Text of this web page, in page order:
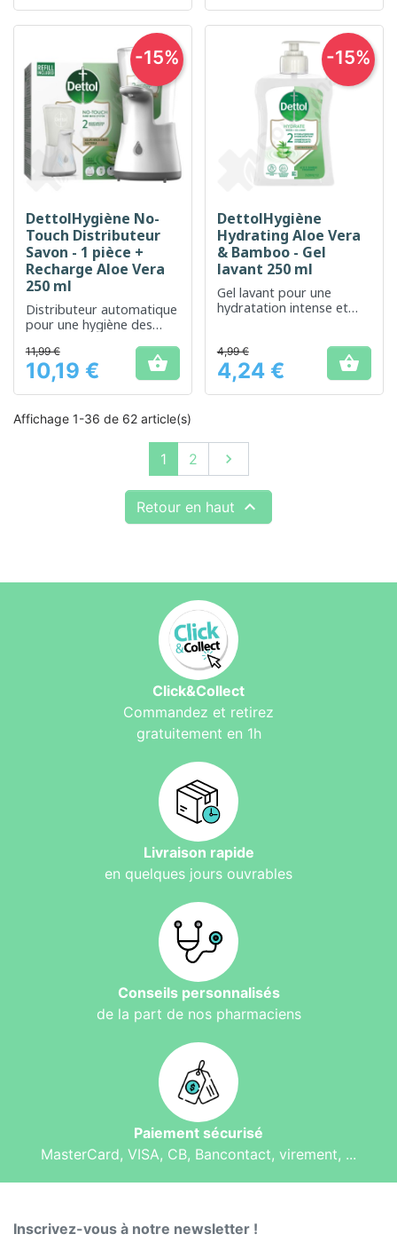
DettolHygiène No-
Touch Distributeur
Savon - 1 pièce +
Recharge Aloe Vera
250 ml
Distributeur automatique
pour une hygiène des
Prix
11,99 €
10,19 € 
-15%
DettolHygiène
Hydrating Aloe Vera
& Bamboo - Gel
lavant 250 ml
Gel lavant pour une
hydratation intense et
Prix
4,99 €
4,24 € 
-15%
Affichage 1-36 de 62 article(s)
1 2 Suivant

Retour en haut 
Click&Collect
Commandez et retirez
gratuitement en 1h
Livraison rapide
en quelques jours ouvrables
Conseils personnalisés
de la part de nos pharmaciens
Paiement sécurisé
MasterCard, VISA, CB, Bancontact, virement, ...
Inscrivez-vous à notre newsletter !